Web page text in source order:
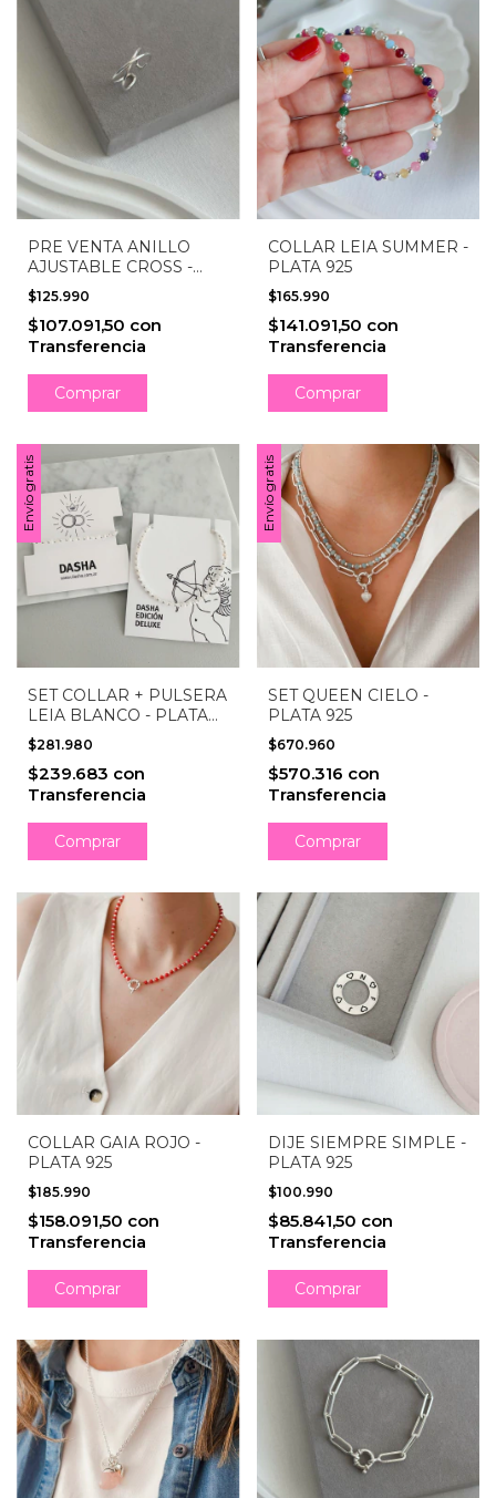
PRE VENTA ANILLO
AJUSTABLE CROSS -
PLATA 925 (ENTREGA
DESDE 17/7)
$125.990
$107.091,50 con
Transferencia
COLLAR LEIA SUMMER -
PLATA 925
$165.990
$141.091,50 con
Transferencia
Envío gratis
SET COLLAR + PULSERA
LEIA BLANCO - PLATA
925
$281.980
$239.683 con
Transferencia
Envío gratis
SET QUEEN CIELO -
PLATA 925
$670.960
$570.316 con
Transferencia
COLLAR GAIA ROJO -
PLATA 925
$185.990
$158.091,50 con
Transferencia
DIJE SIEMPRE SIMPLE -
PLATA 925
$100.990
$85.841,50 con
Transferencia
Comprar